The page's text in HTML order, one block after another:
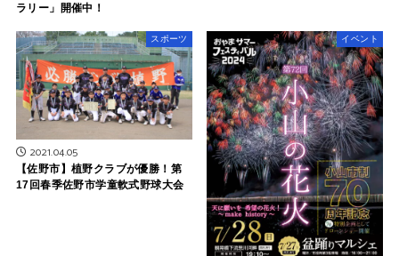
ラリー」開催中！
スポーツ
2021.04.05
【佐野市】植野クラブが優勝！第
17回春季佐野市学童軟式野球大会
イベント